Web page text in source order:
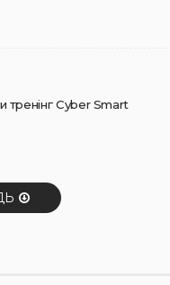
тренінг Cyber Smart